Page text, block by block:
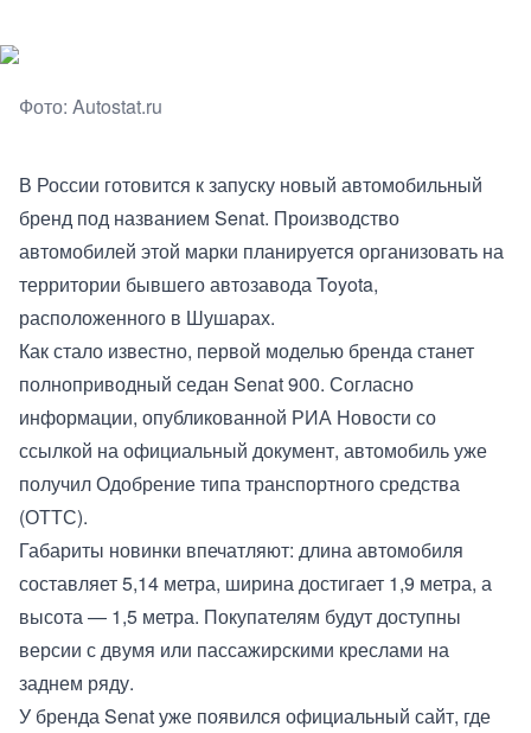
Фото: Autostat.ru
В России готовится к запуску новый автомобильный
бренд под названием Senat. Производство
автомобилей этой марки планируется организовать на
территории бывшего автозавода Toyota,
расположенного в Шушарах.
Как стало известно, первой моделью бренда станет
полноприводный седан Senat 900. Согласно
информации, опубликованной РИА Новости со
ссылкой на официальный документ, автомобиль уже
получил Одобрение типа транспортного средства
(ОТТС).
Габариты новинки впечатляют: длина автомобиля
составляет 5,14 метра, ширина достигает 1,9 метра, а
высота — 1,5 метра. Покупателям будут доступны
версии с двумя или пассажирскими креслами на
заднем ряду.
У бренда Senat уже появился официальный сайт, где